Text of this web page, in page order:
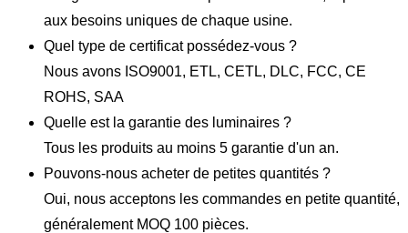
aux besoins uniques de chaque usine.
Quel type de certificat possédez-vous ?
Nous avons ISO9001, ETL, CETL, DLC, FCC, CE
ROHS, SAA
Quelle est la garantie des luminaires ?
Tous les produits au moins 5 garantie d'un an.
Pouvons-nous acheter de petites quantités ?
Oui, nous acceptons les commandes en petite quantité,
généralement MOQ 100 pièces.